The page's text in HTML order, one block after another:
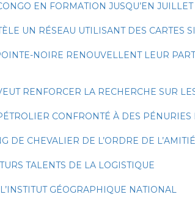
EN FORMATION JUSQU’EN JUILLET
UN RÉSEAU UTILISANT DES CARTES
NOIRE RENOUVELLENT LEUR
RENFORCER LA RECHERCHE SUR
CONFRONTÉ À DES PÉNURIES
DE CHEVALIER DE L’ORDRE DE
TALENTS DE LA LOGISTIQUE
GÉOGRAPHIQUE NATIONAL